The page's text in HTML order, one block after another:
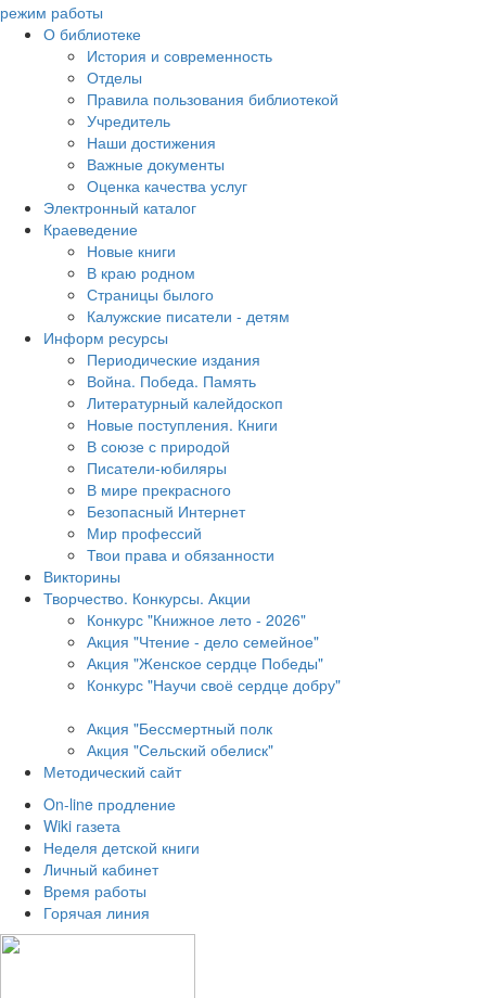
режим работы
О библиотеке
История и современность
Отделы
Правила пользования библиотекой
Учредитель
Наши достижения
Важные документы
Оценка качества услуг
Электронный каталог
Краеведение
Новые книги
В краю родном
Страницы былого
Калужские писатели - детям
Информ ресурсы
Периодические издания
Война. Победа. Память
Литературный калейдоскоп
Новые поступления. Книги
В союзе с природой
Писатели-юбиляры
В мире прекрасного
Безопасный Интернет
Мир профессий
Твои права и обязанности
Викторины
Творчество. Конкурсы. Акции
Конкурс "Книжное лето - 2026"
Акция "Чтение - дело семейное"
Акция "Женское сердце Победы"
Конкурс "Научи своё сердце добру"
Акция "Бессмертный полк
Акция "Сельский обелиск"
Методический сайт
On-line продление
Wiki газета
Неделя детской книги
Личный кабинет
Время работы
Горячая линия